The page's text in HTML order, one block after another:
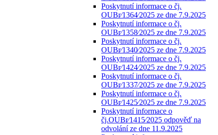
Poskytnutí informace o čj.
OUBr⁄1364⁄2025 ze dne 7.9.2025
Poskytnutí informace o čj.
OUBr⁄1358⁄2025 ze dne 7.9.2025
Poskytnutí informace o čj.
OUBr⁄1340⁄2025 ze dne 7.9.2025
Poskytnutí informace o čj.
OUBr⁄1424⁄2025 ze dne 7.9.2025
Poskytnutí informace o čj.
OUBr⁄1337⁄2025 ze dne 7.9.2025
Poskytnutí informace o čj.
OUBr⁄1425⁄2025 ze dne 7.9.2025
Poskytnutí informace o
čj.OUBr⁄1415⁄2025 odpověď na
odvolání ze dne 11.9.2025